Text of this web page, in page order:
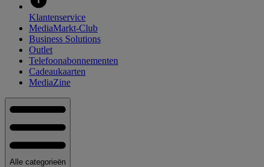
Klantenservice
MediaMarkt-Club
Business Solutions
Outlet
Telefoonabonnementen
Cadeaukaarten
MediaZine
Alle categorieën